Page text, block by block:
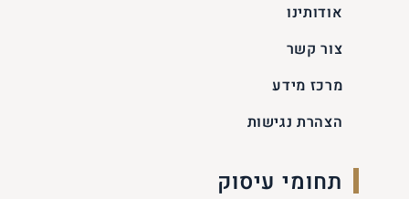
אודותינו
צור קשר
מרכז מידע
הצהרת נגישות
תחומי עיסוק